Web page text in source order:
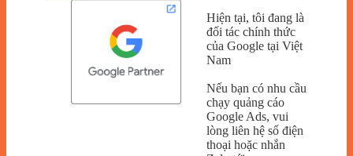
Hiện tại, tôi đang là
đối tác chính thức
của Google tại Việt
Nam
Nếu bạn có nhu cầu
chạy quảng cáo
Google Ads, vui
lòng liên hệ số điện
thoại hoặc nhắn